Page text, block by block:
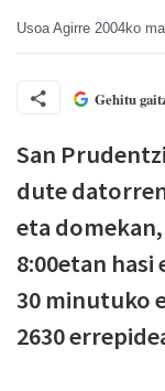
Usoa Agirre 2004ko
Gehitu
San
dute
eta
8:00etan
30 minutuko
2630